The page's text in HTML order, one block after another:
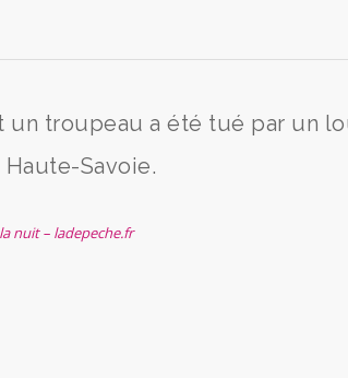
troupeau a été tué par un
Savoie.
nuit – ladepeche.fr